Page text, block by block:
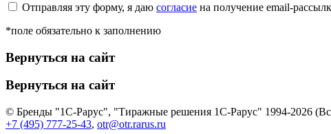
Отправляя эту форму, я даю согласие на получение email-
*поле обязательно к заполнению
Вернуться на сайт
Вернуться на сайт
© Бренды "1С-Рарус", "Тиражные решения 1С-Рарус" 1994-2026
+7 (495) 777-25-43, otr@otr.rarus.ru